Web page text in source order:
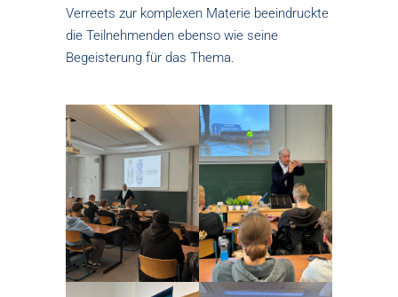
Verreets zur komplexen Materie beeindruckte
die Teilnehmenden ebenso wie seine
Begeisterung für das Thema.